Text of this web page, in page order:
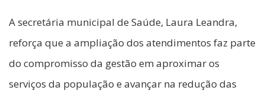
A secretária municipal de Saúde, Laura Leandra,
reforça que a ampliação dos atendimentos faz parte
do compromisso da gestão em aproximar os
serviços da população e avançar na redução das